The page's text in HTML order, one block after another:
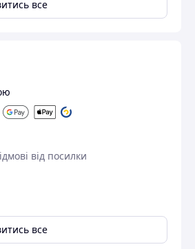
все
від посилки
все